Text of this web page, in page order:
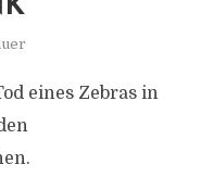
eines Zebras in